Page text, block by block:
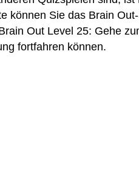
können Sie das Brain Out-
Out Level 25: Gehe
fortfahren können.